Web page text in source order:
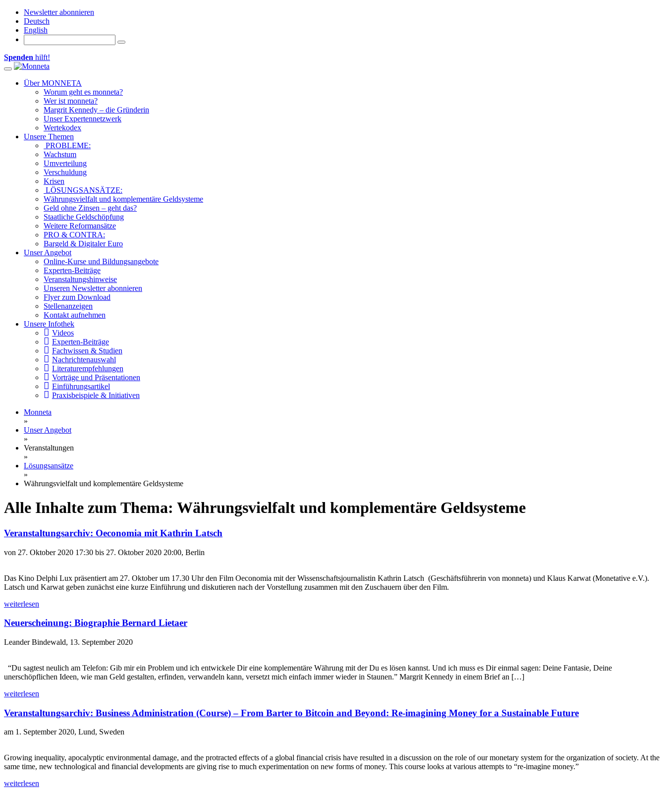
Newsletter abonnieren
Deutsch
English
Spenden hilft!
Toggle navigation
Über MONNETA
Worum geht es monneta?
Wer ist monneta?
Margrit Kennedy – die Gründerin
Unser Expertennetzwerk
Wertekodex
Unsere Themen
PROBLEME:
Wachstum
Umverteilung
Verschuldung
Krisen
LÖSUNGSANSÄTZE:
Währungsvielfalt und komplementäre Geldsysteme
Geld ohne Zinsen – geht das?
Staatliche Geldschöpfung
Weitere Reformansätze
PRO & CONTRA:
Bargeld & Digitaler Euro
Unser Angebot
Online-Kurse und Bildungsangebote
Experten-Beiträge
Veranstaltungshinweise
Unseren Newsletter abonnieren
Flyer zum Download
Stellenanzeigen
Kontakt aufnehmen
Unsere Infothek
Videos
Experten-Beiträge
Fachwissen & Studien
Nachrichtenauswahl
Literaturempfehlungen
Vorträge und Präsentationen
Einführungsartikel
Praxisbeispiele & Initiativen
Monneta
»
Unser Angebot
»
Veranstaltungen
»
Lösungsansätze
»
Währungsvielfalt und komplementäre Geldsysteme
Alle Inhalte zum Thema: Währungsvielfalt und komplementäre Geldsysteme
Veranstaltungsarchiv: Oeconomia mit Kathrin Latsch
von 27. Oktober 2020 17:30 bis 27. Oktober 2020 20:00, Berlin
Das Kino Delphi Lux präsentiert am 27. Oktober um 17.30 Uhr den Film Oeconomia mit der Wissenschaftsjournalistin Kathrin Latsch (Geschäftsführerin von monneta) und Klaus Karwat (Monetative e.V.).
Latsch und Karwat geben zunächst eine kurze Einführung und diskutieren nach der Vorstellung zusammen mit den Zuschauern über den Film.
weiterlesen
Neuerscheinung: Biographie Bernard Lietaer
Leander Bindewald, 13. September 2020
“Du sagtest neulich am Telefon: Gib mir ein Problem und ich entwickele Dir eine komplementäre Währung mit der Du es lösen kannst. Und ich muss es Dir einmal sagen: Deine Fantasie, Deine
unerschöpflichen Ideen, wie man Geld gestalten, erfinden, verwandeln kann, versetzt mich einfach immer wieder in Staunen.” Margrit Kennedy in einem Brief an […]
weiterlesen
Veranstaltungsarchiv: Business Administration (Course) – From Barter to Bitcoin and Beyond: Re-imagining Money for a Sustainable Future
am 1. September 2020, Lund, Sweden
Growing inequality, apocalyptic environmental damage, and the protracted effects of a global financial crisis have resulted in a discussion on the role of our monetary system for the organization of society. At the
same time, new technological and financial developments are giving rise to much experimentation on new forms of money. This course looks at various attempts to “re-imagine money.”
weiterlesen